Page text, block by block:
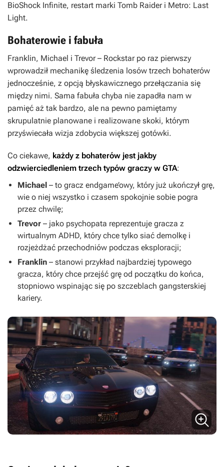
BioShock Infinite, restart marki Tomb Raideri Metro: Last
Light.
Bohaterowie i fabuła
Franklin, Michael i Trevor – Rockstar po raz pierwszy
wprowadził mechanikę śledzenia losów trzech bohaterów
jednocześnie, z opcją błyskawicznego przełączania się
między nimi. Sama fabuła chyba nie zapadła nam w
pamięć aż tak bardzo, ale na pewno pamiętamy
skrupulatnie planowane i realizowane skoki, którym
przyświecała wizja zdobycia większej gotówki.
Co ciekawe, każdy z bohaterów jest jakby
odzwierciedleniem trzech typów graczy w GTA:
Michael – to gracz endgame’owy, który już ukończył grę,
wie o niej wszystko i czasem spokojnie sobie pogra
przez chwilę;
Trevor – jako psychopata reprezentuje gracza z
wirtualnym ADHD, który chce tylko siać demolkę i
rozjeżdżać przechodniów podczas eksploracji;
Franklin – stanowi przykład najbardziej typowego
gracza, który chce przejść grę od początku do końca,
stopniowo wspinając się po szczeblach gangsterskiej
kariery.